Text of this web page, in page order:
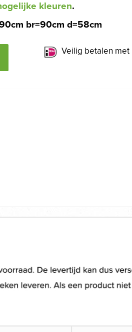
kleuren.
br=90cm d=58cm
Veilig betalen met